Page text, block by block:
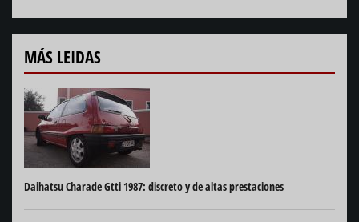
MÁS LEIDAS
Daihatsu Charade Gtti 1987: discreto y de altas prestaciones